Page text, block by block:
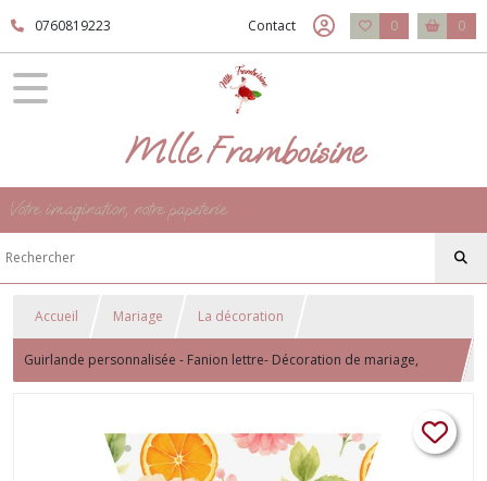
0760819223 Contact 0 0
Mlle Framboisine
Votre imagination, notre papeterie
Accueil Mariage La décoration
Guirlande personnalisée - Fanion lettre- Décoration de mariage,